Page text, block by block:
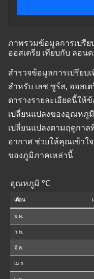
ภาพรวมข้อมูลการเปรีย
ออสเตรีย เทียบกับ ลอน
สำรวจข้อมูลการเปรีย
สำหรับ เลช ซูร์ส, ออสเ
ตารางรายละเอียดนี้ใ
เปลี่ยนแปลงของอุณหภู
เปลี่ยนแปลงตามฤดูกา
อากาศ ช่วยให้คุณเข้าใ
ของภูมิภาคเหล่านี้
อุณหภูมิ °C
เดือน
ม.ค.
ก.พ.
มี.ค.
เม.ย.